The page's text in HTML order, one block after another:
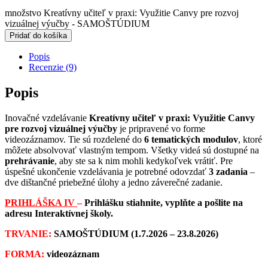
množstvo Kreatívny učiteľ v praxi: Využitie Canvy pre rozvoj
vizuálnej výučby - SAMOŠTÚDIUM
Pridať do košíka
Popis
Recenzie (9)
Popis
Inovačné vzdelávanie Kreatívny učiteľ v praxi: Využitie Canvy
pre rozvoj vizuálnej výučby je pripravené vo forme
videozáznamov. Tie sú rozdelené do 6 tematických modulov, ktoré
môžete absolvovať vlastným tempom. Všetky videá sú dostupné na
prehrávanie, aby ste sa k nim mohli kedykoľvek vrátiť. Pre
úspešné ukončenie vzdelávania je potrebné odovzdať 3 zadania –
dve dištančné priebežné úlohy a jedno záverečné zadanie.
PRIHLÁŠKA IV–Prihlášku stiahnite, vyplňte a pošlite na
adresu Interaktívnej školy.
TRVANIE: SAMOŠTÚDIUM (1.7.2026 – 23.8.2026)
FORMA: videozáznam